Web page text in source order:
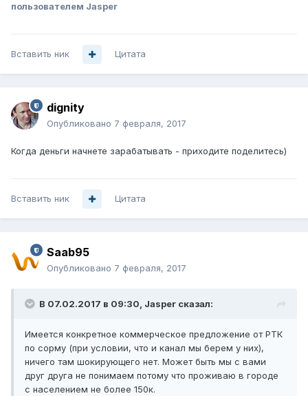
пользователем Jasper
Вставить ник Цитата
dignity
Опубликовано 7 февраля, 2017
Когда деньги начнете зарабатывать - приходите поделитесь)
Вставить ник Цитата
Saab95
Опубликовано 7 февраля, 2017
В 07.02.2017 в 09:30, Jasper сказал:
Имеется конкретное коммерческое предложение от РТК
по сорму (при условии, что и канал мы берем у них),
ничего там шокирующего нет. Может быть мы с вами
друг друга не понимаем потому что проживаю в городе
с населением не более 150к.